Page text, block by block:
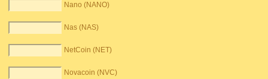
Nano (NANO)
Nas (NAS)
NetCoin (NET)
Novacoin (NVC)